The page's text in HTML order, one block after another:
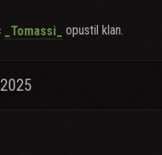
_Tomassi_ opustil klan.